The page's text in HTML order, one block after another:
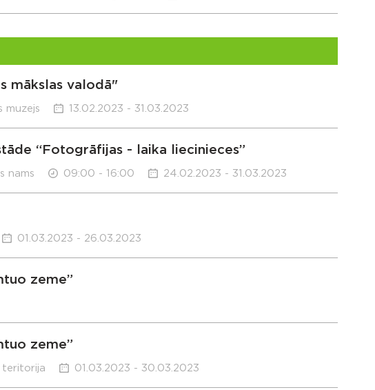
mākslas valodā"
muzejs 13.02.2023 - 31.03.2023
“Fotogrāfijas - laika liecinieces”
nams 09:00 - 16:00 24.02.2023 - 31.03.2023
01.03.2023 - 26.03.2023
zeme”
zeme”
teritorija 01.03.2023 - 30.03.2023